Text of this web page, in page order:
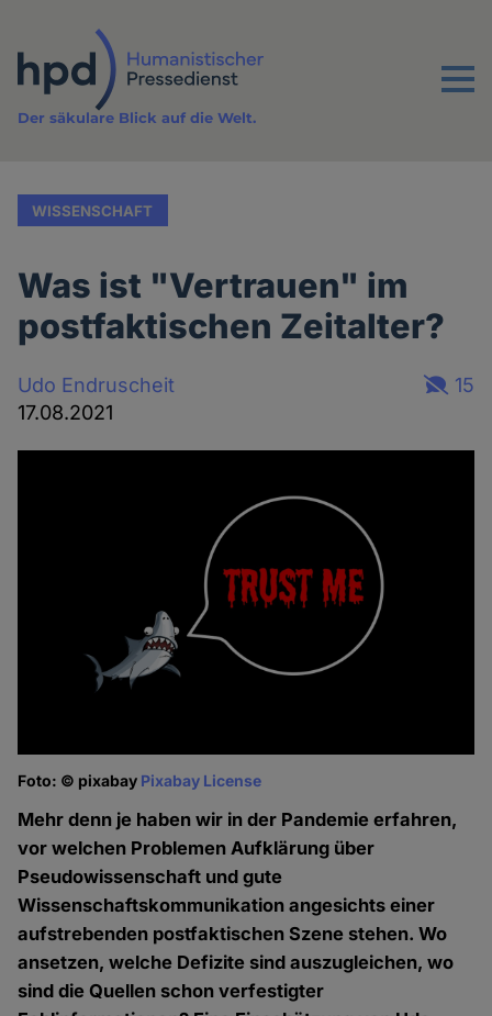
Inhalt
Menu
Der säkulare Blick auf die Welt.
WISSENSCHAFT
Was ist "Vertrauen" im
postfaktischen Zeitalter?
Udo Endruscheit
17.08.2021
15
Foto: © pixabay Pixabay License
Mehr denn je haben wir in der Pandemie erfahren,
vor welchen Problemen Aufklärung über
Pseudowissenschaft und gute
Wissenschaftskommunikation angesichts einer
aufstrebenden postfaktischen Szene stehen. Wo
ansetzen, welche Defizite sind auszugleichen, wo
sind die Quellen schon verfestigter